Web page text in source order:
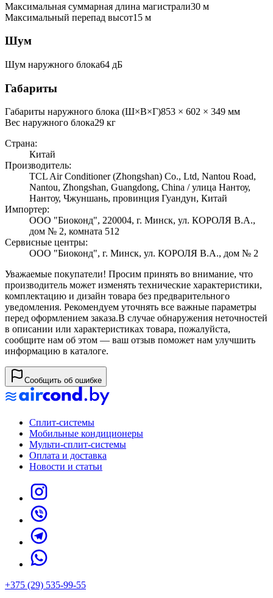
Максимальная суммарная длина магистрали30 м
Максимальный перепад высот15 м
Шум
Шум наружного блока64 дБ
Габариты
Габариты наружного блока (Ш×В×Г)853 × 602 × 349 мм
Вес наружного блока29 кг
Страна:
Китай
Производитель:
TCL Air Conditioner (Zhongshan) Co., Ltd, Nantou Road,
Nantou, Zhongshan, Guangdong, China / улица Нантоу,
Нантоу, Чжуншань, провинция Гуандун, Китай
Импортер:
ООО "Биоконд", 220004, г. Минск, ул. КОРОЛЯ В.А.,
дом № 2, комната 512
Сервисные центры:
ООО "Биоконд", г. Минск, ул. КОРОЛЯ В.А., дом № 2
Уважаемые покупатели! Просим принять во внимание, что
производитель может изменять технические характеристики,
комплектацию и дизайн товара без предварительного
уведомления. Рекомендуем уточнять все важные параметры
перед оформлением заказа.В случае обнаружения неточностей
в описании или характеристиках товара, пожалуйста,
сообщите нам об этом — ваш отзыв поможет нам улучшить
информацию в каталоге.
Сообщить об ошибке
Сплит-системы
Мобильные кондиционеры
Мульти-сплит-системы
Оплата и доставка
Новости и статьи
+375 (29) 535-99-55